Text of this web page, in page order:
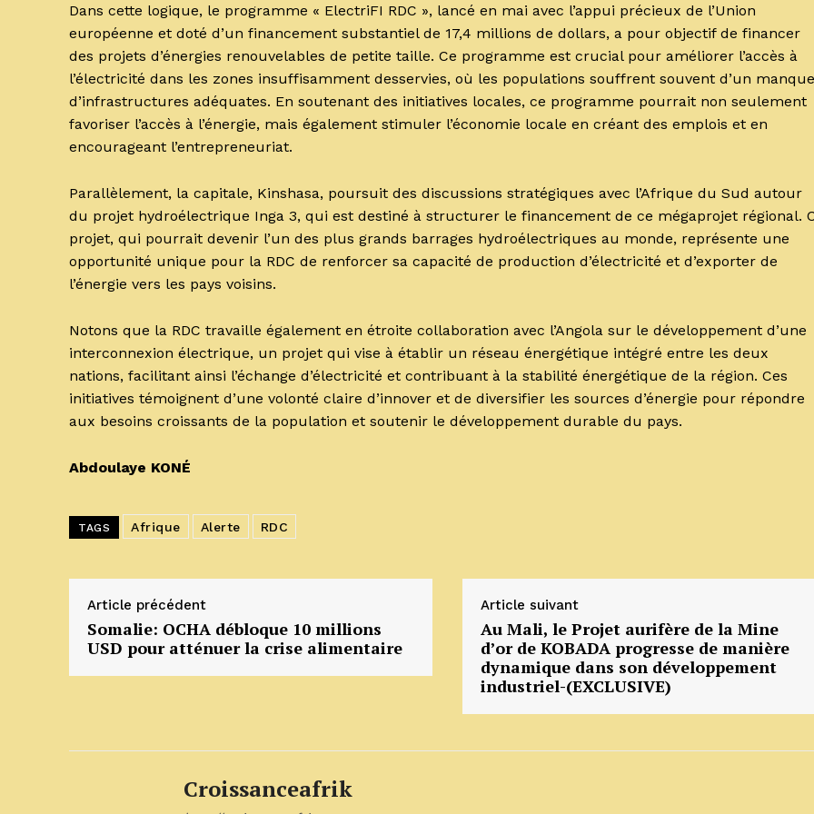
Dans cette logique, le programme « ElectriFI RDC », lancé en mai avec l’appui précieux de l’Union
européenne et doté d’un financement substantiel de 17,4 millions de dollars, a pour objectif de financer
des projets d’énergies renouvelables de petite taille. Ce programme est crucial pour améliorer l’accès à
l’électricité dans les zones insuffisamment desservies, où les populations souffrent souvent d’un manque
d’infrastructures adéquates. En soutenant des initiatives locales, ce programme pourrait non seulement
favoriser l’accès à l’énergie, mais également stimuler l’économie locale en créant des emplois et en
encourageant l’entrepreneuriat.
Parallèlement, la capitale, Kinshasa, poursuit des discussions stratégiques avec l’Afrique du Sud autour
du projet hydroélectrique Inga 3, qui est destiné à structurer le financement de ce mégaprojet régional.
projet, qui pourrait devenir l’un des plus grands barrages hydroélectriques au monde, représente une
opportunité unique pour la RDC de renforcer sa capacité de production d’électricité et d’exporter de
l’énergie vers les pays voisins.
Notons que la RDC travaille également en étroite collaboration avec l’Angola sur le développement d’une
interconnexion électrique, un projet qui vise à établir un réseau énergétique intégré entre les deux
nations, facilitant ainsi l’échange d’électricité et contribuant à la stabilité énergétique de la région. Ces
initiatives témoignent d’une volonté claire d’innover et de diversifier les sources d’énergie pour répondre
aux besoins croissants de la population et soutenir le développement durable du pays.
Abdoulaye KONÉ
TAGS Afrique Alerte RDC
Article précédent
Somalie: OCHA débloque 10 millions
USD pour atténuer la crise alimentaire
Article suivant
Au Mali, le Projet aurifère de la Mine
d’or de KOBADA progresse de manière
dynamique dans son développement
industriel-(EXCLUSIVE)
Croissanceafrik